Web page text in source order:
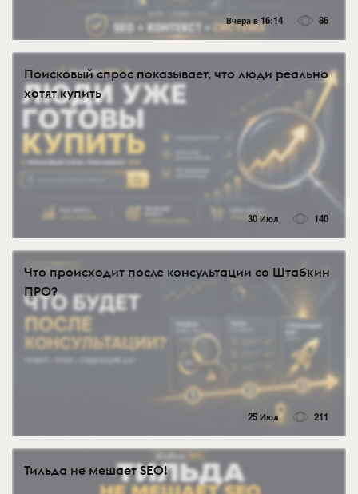
Вчера в 16:14 86
Поисковый спрос показывает, что люди реально
хотят купить
30 Июл 140
Что происходит после консультации со Штабкин
ПРО?
25 Июл 211
Тильда не мешает SEO!